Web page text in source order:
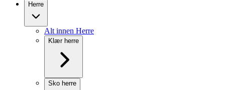
Herre
Alt innen Herre
Klær herre
Sko herre